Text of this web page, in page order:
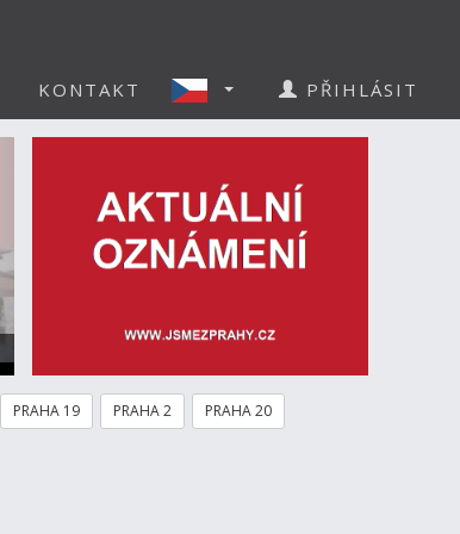
KONTAKT PŘIHLÁSIT
PRAHA 19 PRAHA 2 PRAHA 20